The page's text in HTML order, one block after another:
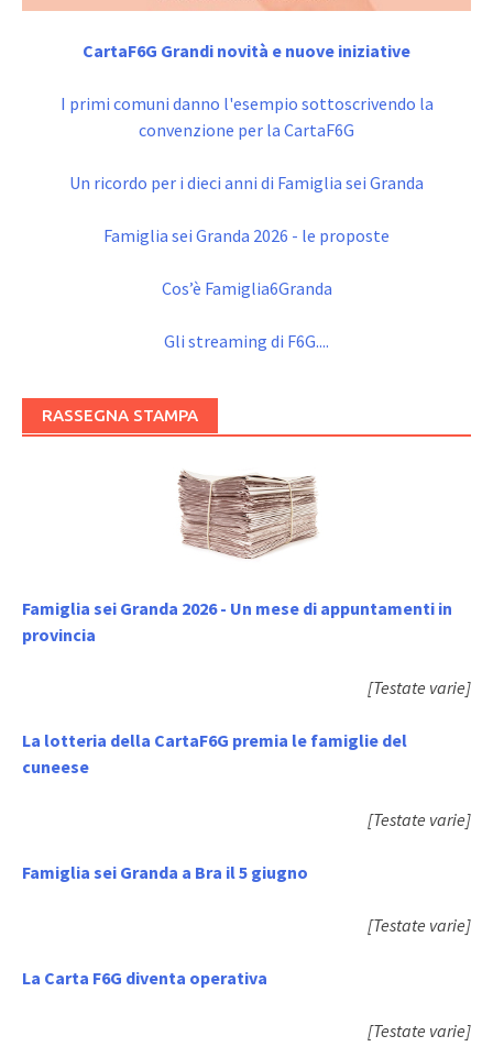
CartaF6G Grandi novità e nuove iniziative
I primi comuni danno l'esempio sottoscrivendo la
convenzione per la CartaF6G
Un ricordo per i dieci anni di Famiglia sei Granda
Famiglia sei Granda 2026 - le proposte
Cos’è Famiglia6Granda
Gli streaming di F6G....
RASSEGNA STAMPA
Famiglia sei Granda 2026 - Un mese di appuntamenti in
provincia
[Testate varie]
La lotteria della CartaF6G premia le famiglie del
cuneese
[Testate varie]
Famiglia sei Granda a Bra il 5 giugno
[Testate varie]
La Carta F6G diventa operativa
[Testate varie]